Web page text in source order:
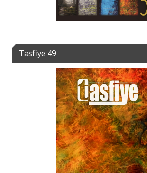
Tasfiye 49